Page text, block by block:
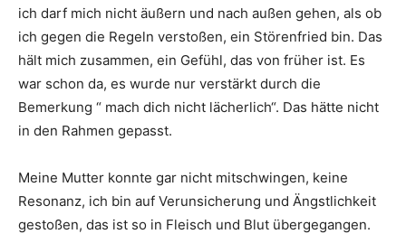
ich darf mich nicht äußern und nach außen gehen, als ob
ich gegen die Regeln verstoßen, ein Störenfried bin. Das
hält mich zusammen, ein Gefühl, das von früher ist. Es
war schon da, es wurde nur verstärkt durch die
Bemerkung “ mach dich nicht lächerlich“. Das hätte nicht
in den Rahmen gepasst.
Meine Mutter konnte gar nicht mitschwingen, keine
Resonanz, ich bin auf Verunsicherung und Ängstlichkeit
gestoßen, das ist so in Fleisch und Blut übergegangen.